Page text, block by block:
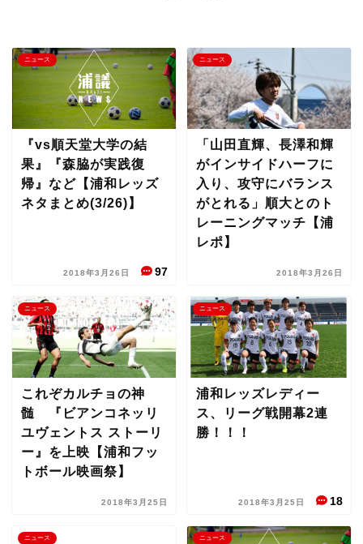
ニュース
『vs順天堂大学の結
果』『森脇が実践復
帰』など【浦和レッズ
ネタまとめ(3/26)】
2018年3月26日 97
ニュース
「山田直輝、長澤和輝
がインサイドハーフに
入り、攻守にバランス
がとれる」順大とのト
レーニングマッチ【浦
レポ】
2018年3月26日
ニュース
これぞカルチョの神
髄 『ビアンコネッリ
ユヴェントス ストーリ
ー』を上映【浦和フッ
トボール映画祭】
2018年3月25日
ニュース
浦和レッズレディー
ス、リーグ戦開幕2連
勝！！！
2018年3月25日 18
ニュース ニュース